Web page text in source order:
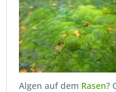
Algen auf dem Rasen?